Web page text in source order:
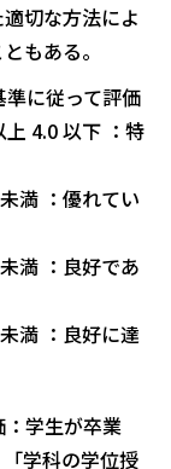
切な方法によ
もある。
に従って評価
4.0 以下 ：特
満 ：優れてい
満 ：良好であ
満 ：良好に達
学生が卒業
学科の学位授